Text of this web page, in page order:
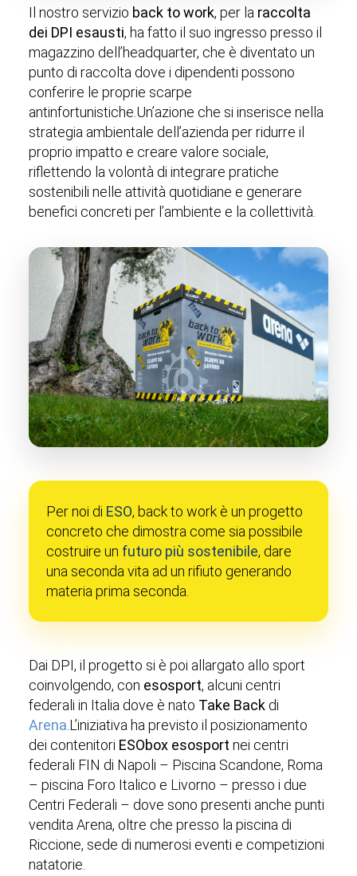
Il nostro servizio back to work, per la raccolta
dei DPI esausti, ha fatto il suo ingresso presso il
magazzino dell’headquarter, che è diventato un
punto di raccolta dove i dipendenti possono
conferire le proprie scarpe
antinfortunistiche.Un’azione che si inserisce nella
strategia ambientale dell’azienda per ridurre il
proprio impatto e creare valore sociale,
riflettendo la volontà di integrare pratiche
sostenibili nelle attività quotidiane e generare
benefici concreti per l’ambiente e la collettività.
Per noi di ESO, back to work è un progetto
concreto che dimostra come sia possibile
costruire un futuro più sostenibile, dare
una seconda vita ad un rifiuto generando
materia prima seconda.
Dai DPI, il progetto si è poi allargato allo sport
coinvolgendo, con esosport, alcuni centri
federali in Italia dove è nato Take Back di
Arena .L’iniziativa ha previsto il posizionamento
dei contenitori ESObox esosport nei centri
federali FIN di Napoli – Piscina Scandone, Roma
– piscina Foro Italico e Livorno – presso i due
Centri Federali – dove sono presenti anche punti
vendita Arena, oltre che presso la piscina di
Riccione, sede di numerosi eventi e competizioni
natatorie.